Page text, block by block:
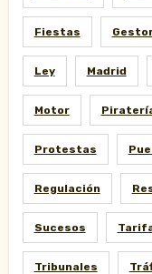
Fiestas
Ley Madrid
Motor
Protestas
Regulación
Sucesos
Tribunales